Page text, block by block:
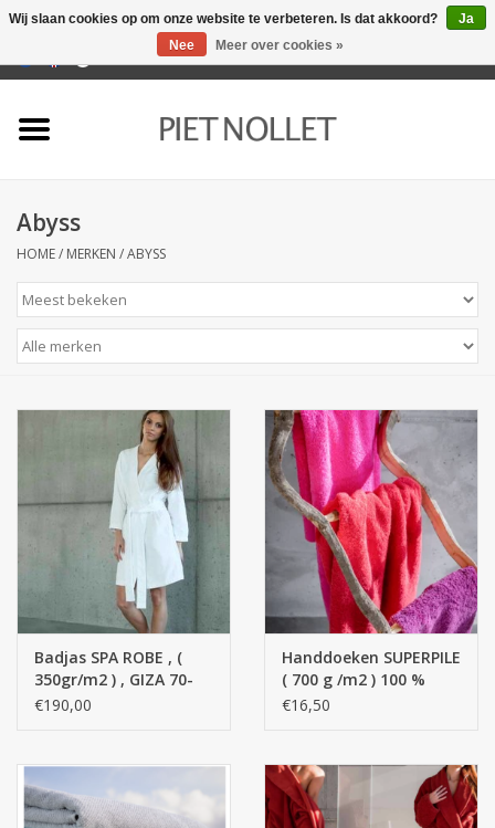
Badlinnen
Bedlinnen
Tafellinnen
Keukenlinnen
Zakdoeken
Huis en nacht kledij ( HEREN
Kledij
Abyss
HOME/ MERKEN /ABYSS
Badjas SPA ROBE , (
350gr/m2 ) , GIZA 70-
100% Egyptisch
€190,00
Handdoeken SUPERPILE
( 700 g /m2 ) 100 %
Egyptisch katoen -
€16,50
Wij slaan cookies op om onze website te verbeteren. Is dat akkoord?
Ja
Nee
Meer over cookies »